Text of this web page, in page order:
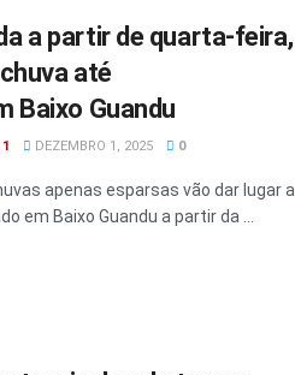
a partir de quarta-feira,
até
Baixo Guandu
DEZEMBRO 1, 2025 0
apenas esparsas vão dar lugar a
em Baixo Guandu a partir da ...